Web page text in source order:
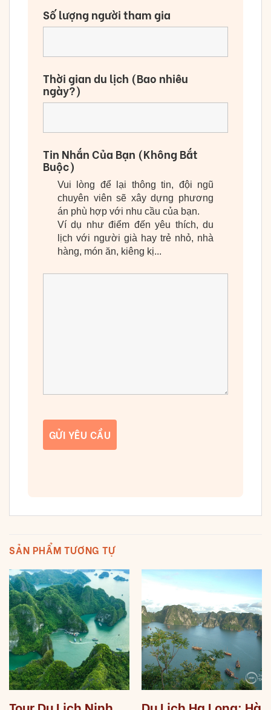
Số lượng người tham gia
Thời gian du lịch (Bao nhiêu
ngày?)
Tin Nhắn Của Bạn (Không Bắt
Buộc)
Vui lòng để lại thông tin, đội ngũ
chuyên viên sẽ xây dựng phương
án phù hợp với nhu cầu của bạn.
Ví dụ như điểm đến yêu thích, du
lịch với người già hay trẻ nhỏ, nhà
hàng, món ăn, kiêng kị...
SẢN PHẨM TƯƠNG TỰ